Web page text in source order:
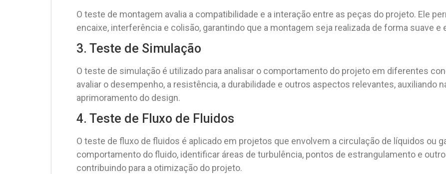
O teste de montagem avalia a compatibilidade e a interação entre as peças do projeto. Ele
encaixe, interferência e colisão, garantindo que a montagem seja realizada de forma suave e
3. Teste de Simulação
O teste de simulação é utilizado para analisar o comportamento do projeto em diferentes
avaliar o desempenho, a resistência, a durabilidade e outros aspectos relevantes, auxiliando
aprimoramento do design.
4. Teste de Fluxo de Fluidos
O teste de fluxo de fluidos é aplicado em projetos que envolvem a circulação de líquidos ou
comportamento do fluido, identificar áreas de turbulência, pontos de estrangulamento e
contribuindo para a otimização do projeto.